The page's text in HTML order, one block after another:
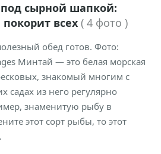
сырной шапкой:
всех ( 4 фото )
обед готов. Фото:
Минтай — это белая морская
знакомый многим с
садах из него регулярно
знаменитую рыбу в
этот сорт рыбы, то этот